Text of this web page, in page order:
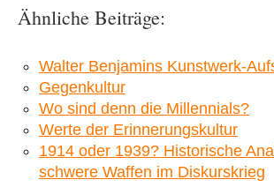
Ähnliche Beiträge:
Walter Benjamins Kunstwerk-
Gegenkultur
Wo sind denn die Millennials?
Werte der Erinnerungskultur
1914 oder 1939? Historische
schwere Waffen im Diskurskrieg